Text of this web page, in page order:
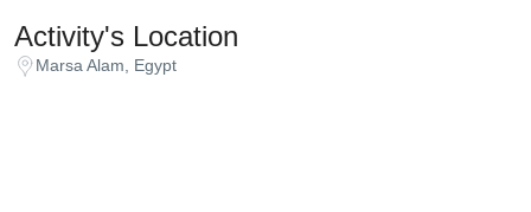
Activity's Location
Marsa Alam, Egypt